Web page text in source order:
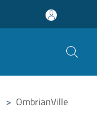
> OmbrianVille